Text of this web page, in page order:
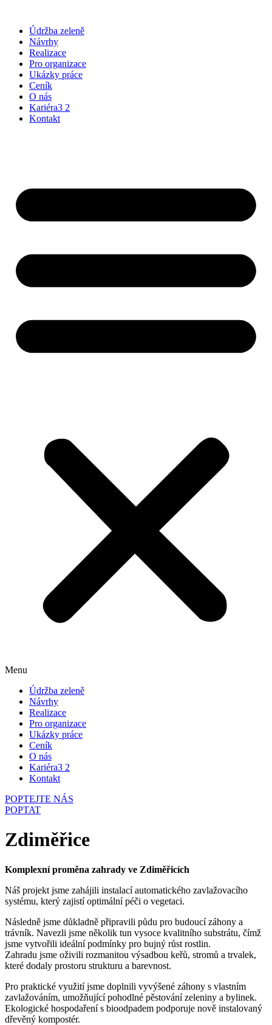
obsahuÚdržba zeleně
Návrhy
Realizace
Pro organizace
Ukázky práce
Ceník
O nás
Kariéra3 2
Kontakt
Menu
Údržba zeleně
Návrhy
Realizace
Pro organizace
Ukázky práce
Ceník
O nás
Kariéra3 2
Kontakt
POPTEJTE NÁS
POPTAT
Zdiměřice
Komplexní proměna zahrady ve Zdiměřicích
Náš projekt jsme zahájili instalací automatického zavlažovacího
systému, který zajistí optimální péči o vegetaci.
Následně jsme důkladně připravili půdu pro budoucí záhony a
trávník. Navezli jsme několik tun vysoce kvalitního substrátu, čímž
jsme vytvořili ideální podmínky pro bujný růst rostlin.
Zahradu jsme oživili rozmanitou výsadbou keřů, stromů a trvalek,
které dodaly prostoru strukturu a barevnost.
Pro praktické využití jsme doplnili vyvýšené záhony s vlastním
zavlažováním, umožňující pohodlné pěstování zeleniny a bylinek.
Ekologické hospodaření s bioodpadem podporuje nově instalovaný
dřevěný kompostér.